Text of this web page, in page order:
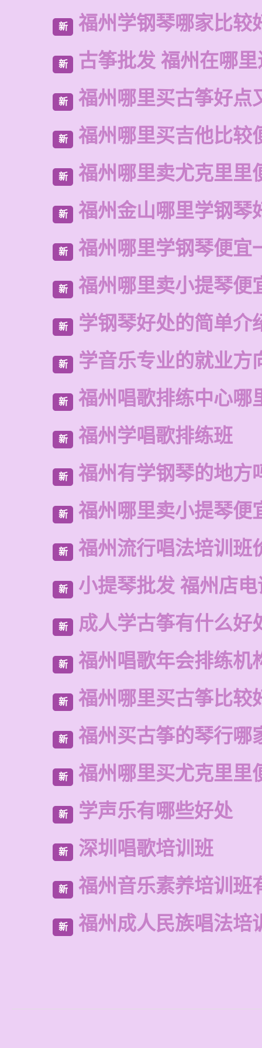
新 福州学钢琴哪家比较
新 古筝批发 福州在哪
新 福州哪里买古筝好点
新 福州哪里买吉他比较
新 福州哪里卖尤克里里
新 福州金山哪里学钢琴
新 福州哪里学钢琴便宜
新 福州哪里卖小提琴便
新 学钢琴好处的简单介
新 学音乐专业的就业方
新 福州唱歌排练中心哪
新 福州学唱歌排练班
新 福州有学钢琴的地方
新 福州哪里卖小提琴便
新 福州流行唱法培训班
新 小提琴批发 福州店
新 成人学古筝有什么好
新 福州唱歌年会排练机
新 福州哪里买古筝比较
新 福州买古筝的琴行哪
新 福州哪里买尤克里里
新 学声乐有哪些好处
新 深圳唱歌培训班
新 福州音乐素养培训班
新 福州成人民族唱法培